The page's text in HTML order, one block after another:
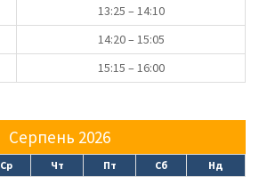
13:25 – 14:10
14:20 – 15:05
15:15 – 16:00
Серпень 2026
Ср Чт Пт Сб
Нд